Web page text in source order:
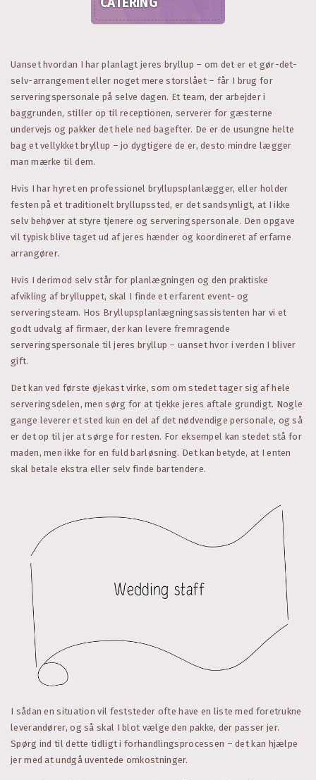
Uanset hvordan I har planlagt jeres bryllup – om det er et gør-det-
selv-arrangement eller noget mere storslået – får I brug for
serveringspersonale på selve dagen. Et team, der arbejder i
baggrunden, stiller op til receptionen, serverer for gæsterne
undervejs og pakker det hele ned bagefter. De er de usungne helte
bag et vellykket bryllup – jo dygtigere de er, desto mindre lægger
man mærke til dem.
Hvis I har hyret en professionel bryllupsplanlægger, eller holder
festen på et traditionelt bryllupssted, er det sandsynligt, at I ikke
selv behøver at styre tjenere og serveringspersonale. Den opgave
vil typisk blive taget ud af jeres hænder og koordineret af erfarne
arrangører.
Hvis I derimod selv står for planlægningen og den praktiske
afvikling af brylluppet, skal I finde et erfarent event- og
serveringsteam. Hos Bryllups­planlægnings­assistenten har vi et
godt udvalg af firmaer, der kan levere fremragende
serveringspersonale til jeres bryllup – uanset hvor i verden I bliver
gift.
Det kan ved første øjekast virke, som om stedet tager sig af hele
serveringsdelen, men sørg for at tjekke jeres aftale grundigt. Nogle
gange leverer et sted kun en del af det nødvendige personale, og så
er det op til jer at sørge for resten. For eksempel kan stedet stå for
maden, men ikke for en fuld barløsning. Det kan betyde, at I enten
skal betale ekstra eller selv finde bartendere.
I sådan en situation vil feststeder ofte have en liste med foretrukne
leverandører, og så skal I blot vælge den pakke, der passer jer.
Spørg ind til dette tidligt i forhandlingsprocessen – det kan hjælpe
jer med at undgå uventede omkostninger.